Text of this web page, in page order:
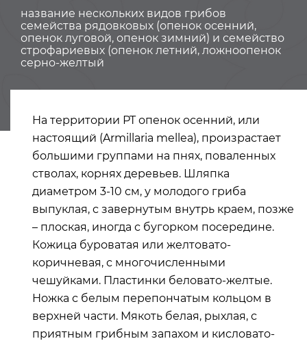
название нескольких видов грибов
семейства рядовковых (опенок осенний,
опенок луговой, опенок зимний) и семейство
строфариевых (опенок летний, ложноопенок
серно-желтый
На территории РТ опенок осенний, или
настоящий (Armillaria mellea), произрастает
большими группами на пнях, поваленных
стволах, корнях деревьев. Шляпка
диаметром 3-10 см, у молодого гриба
выпуклая, с завернутым внутрь краем, позже
– плоская, иногда с бугорком посередине.
Кожица буроватая или желтовато-
коричневая, с многочисленными
чешуйками. Пластинки беловато-желтые.
Ножка с белым перепончатым кольцом в
верхней части. Мякоть белая, рыхлая, с
приятным грибным запахом и кисловато-